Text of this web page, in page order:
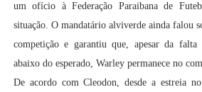
um ofício à Federação Paraibana de
situação. O mandatário alviverde ainda falou
competição e garantiu que, apesar da
abaixo do esperado, Warley permanece no
De acordo com Cleodon, desde a estreia